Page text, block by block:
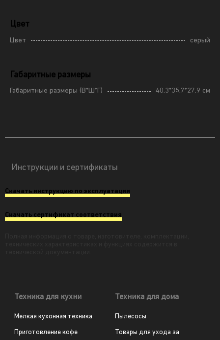
Цвет
Цвет серый
Габаритные размеры
Габаритные размеры (В*Ш*Г) 40.3*35.7*27.9 см
Инструкции и сертификаты
Скачать инструкцию по эксплуатации
Скачать сертификат соответствия
Техника для кухни
Мелкая кухонная техника
Приготовление кофе
Техника для дома
Пылесосы
Товары для ухода за